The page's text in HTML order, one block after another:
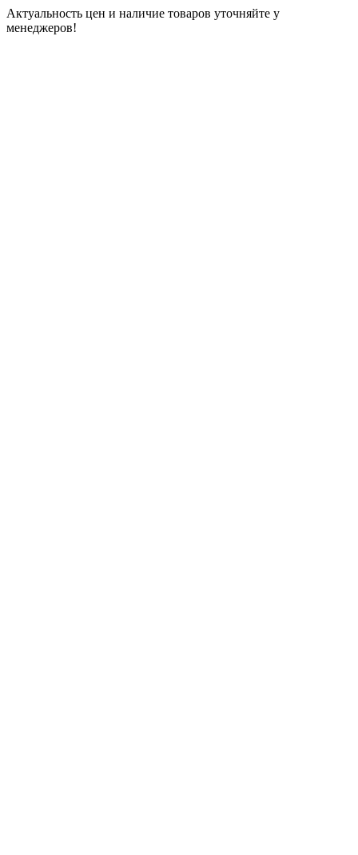
Актуальность цен и наличие товаров уточняйте у
менеджеров!